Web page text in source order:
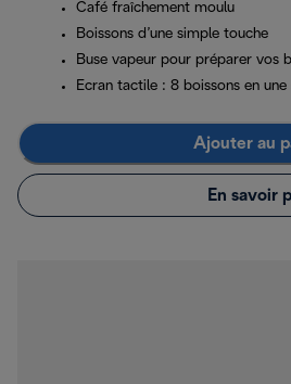
Café fraîchement moulu
Boissons d’une simple touche
Buse vapeur pour préparer vos
Ecran tactile : 8 boissons en
Ajouter au
En savoir